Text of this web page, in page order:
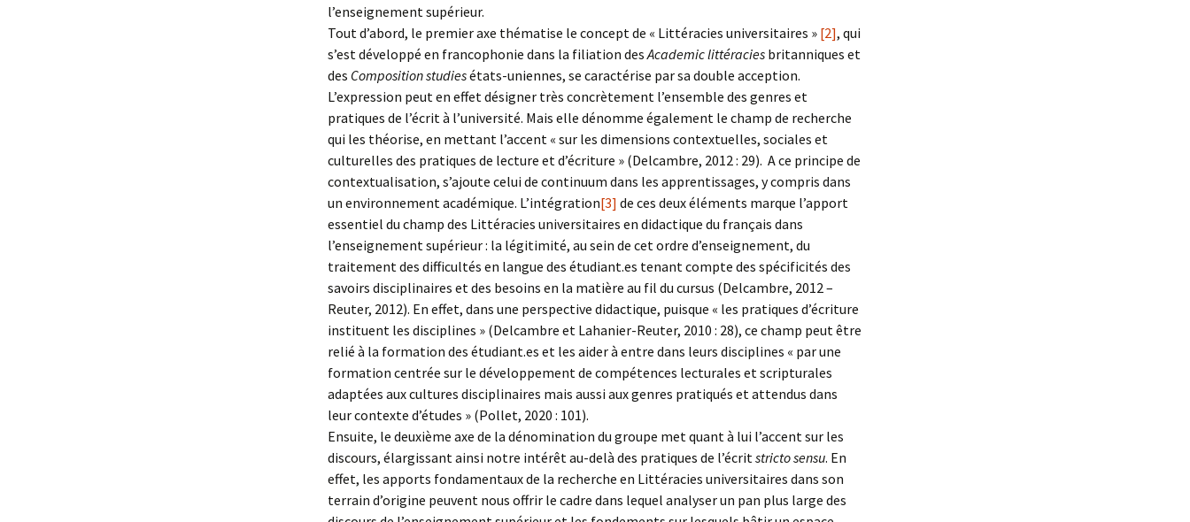
l’enseignement supérieur.
Tout d’abord, le premier axe thématise le concept de « Littéracies universitaires » [2], qui
s’est développé en francophonie dans la filiation desAcademic littéracies britanniques et
des Composition studiesétats-uniennes, se caractérise par sa double acception.
L’expression peut en effet désigner très concrètement l’ensemble des genres et
pratiques de l’écrit à l’université. Mais elle dénomme également le champ de recherche
qui les théorise, en mettant l’accent « sur les dimensions contextuelles, sociales et
culturelles des pratiques de lecture et d’écriture » (Delcambre, 2012 : 29). A ce principe de
contextualisation, s’ajoute celui de continuum dans les apprentissages, y compris dans
un environnement académique. L’intégration[3] de ces deux éléments marque l’apport
essentiel du champ des Littéracies universitaires en didactique du français dans
l’enseignement supérieur : la légitimité, au sein de cet ordre d’enseignement, du
traitement des difficultés en langue des étudiant.es tenant compte des spécificités des
savoirs disciplinaires et des besoins en la matière au fil du cursus (Delcambre, 2012 –
Reuter, 2012). En effet, dans une perspective didactique, puisque « les pratiques d’écriture
instituent les disciplines » (Delcambre et Lahanier-Reuter, 2010 : 28), ce champ peut être
relié à la formation des étudiant.es et les aider à entre dans leurs disciplines « par une
formation centrée sur le développement de compétences lecturales et scripturales
adaptées aux cultures disciplinaires mais aussi aux genres pratiqués et attendus dans
leur contexte d’études » (Pollet, 2020 : 101).
Ensuite, le deuxième axe de la dénomination du groupe met quant à lui l’accent sur les
discours, élargissant ainsi notre intérêt au-delà des pratiques de l’écritstricto sensu. En
effet, les apports fondamentaux de la recherche en Littéracies universitaires dans son
terrain d’origine peuvent nous offrir le cadre dans lequel analyser un pan plus large des